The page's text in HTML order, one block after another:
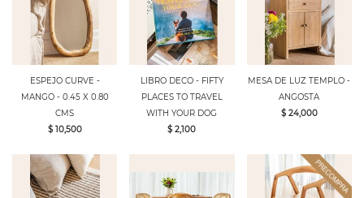
ESPEJO CURVE -
MANGO - 0.45 X 0.80
CMS
$ 10,500
LIBRO DECO - FIFTY
PLACES TO TRAVEL
WITH YOUR DOG
$ 2,100
MESA DE LUZ TEMPLO -
ANGOSTA
$ 24,000